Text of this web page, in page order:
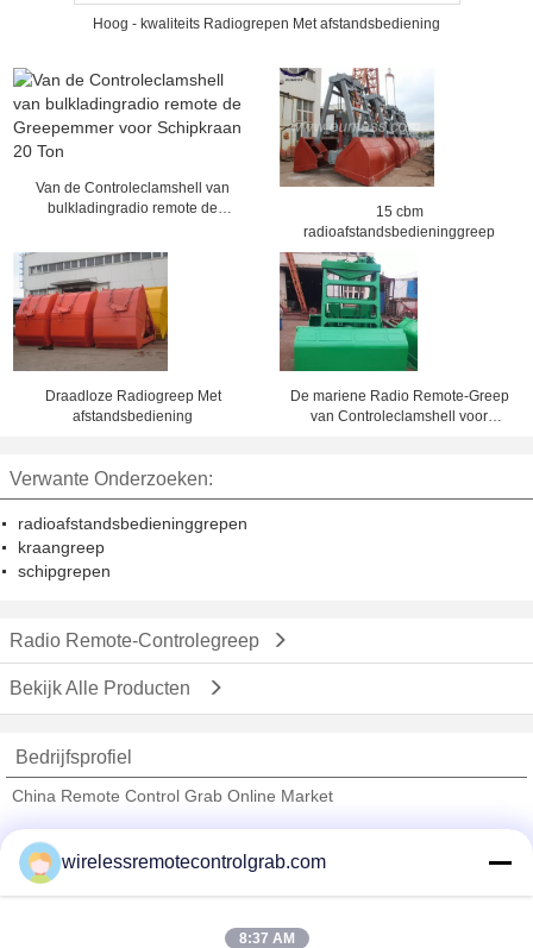
Hoog - kwaliteits Radiogrepen Met afstandsbediening
Van de Controleclamshell van
bulkladingradio remote de
Ton
15 cbm
radioafstandsbedieninggreep
Draadloze Radiogreep Met
afstandsbediening
De mariene Radio Remote-Greep
van Controleclamshell voor
Verwante Onderzoeken:
radioafstandsbedieninggrepen
kraangreep
schipgrepen
Radio Remote-Controlegreep
Bekijk Alle Producten
Bedrijfsprofiel
China Remote Control Grab Online Market
Trust Seal
Verified Suplier
wirelessremotecontrolgrab.com
8:37 AM